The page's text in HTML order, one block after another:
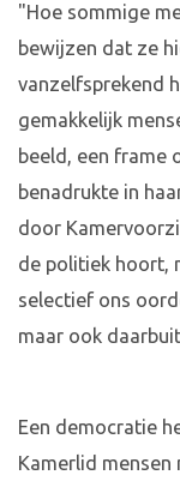
"Hoe sommige
bewijzen dat ze
vanzelfsprekend
gemakkelijk
beeld, een frame
benadrukte in
door
de politiek hoort,
selectief ons
maar ook
Een democratie
Kamerlid